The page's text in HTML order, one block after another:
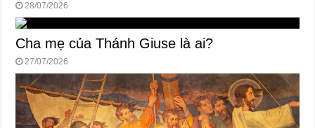
28/07/2026
Cha mẹ của Thánh Giuse là ai?
27/07/2026